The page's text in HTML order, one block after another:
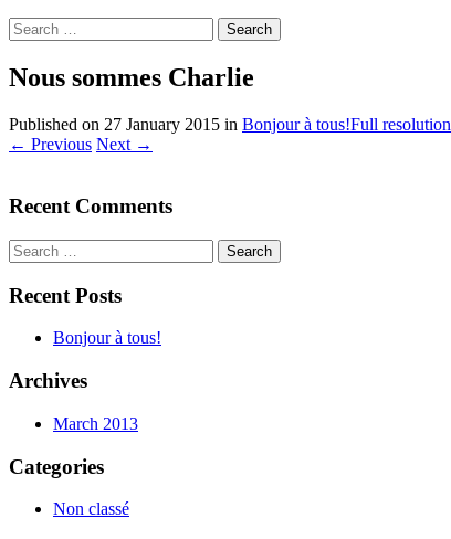
Search
for:
Nous sommes Charlie
Published on 27 January 2015 in Bonjour à tous!Full
← Previous Next →
Recent Comments
Search
for:
Recent Posts
Bonjour à tous!
Archives
March 2013
Categories
Non classé